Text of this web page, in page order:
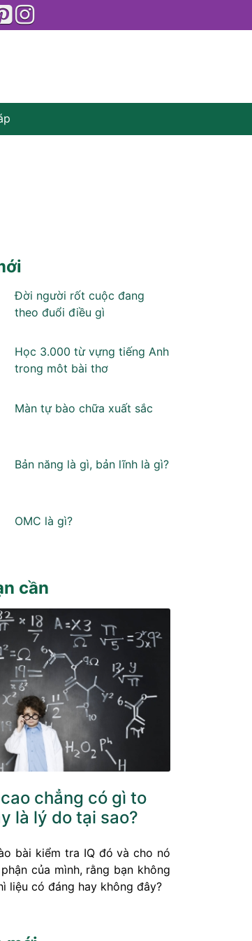
Đời người rốt cuộc đang
theo đuổi điều gì
Học 3.000 từ vựng tiếng Anh
trong môt bài thơ
Màn tự bào chữa xuất sắc
Bản năng là gì, bản lĩnh là gì?
OMC là gì?
cần
chẳng có gì to
là lý do tại sao?
bài kiểm tra IQ đó và cho nó
của mình, rằng bạn không
liệu có đáng hay không đây?